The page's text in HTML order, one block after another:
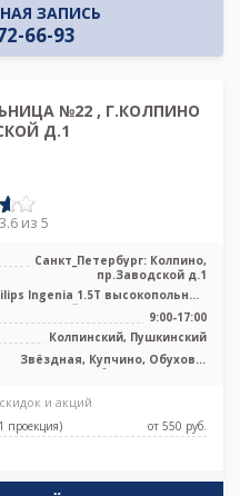
ЗАПИСЬ
66-93
№22 , Г.КОЛПИНО
Д.1
из 5
Санкт_Петербург: Колпино,
пр.Заводской д.1
Ingenia 1.5T высокопольный
тип, КТ General El ...
9:00-17:00
Колпинский, Пушкинский
Звёздная, Купчино, Обухово,
Рыбацкое, Шушары
и акций
проекция) от 550 pуб.